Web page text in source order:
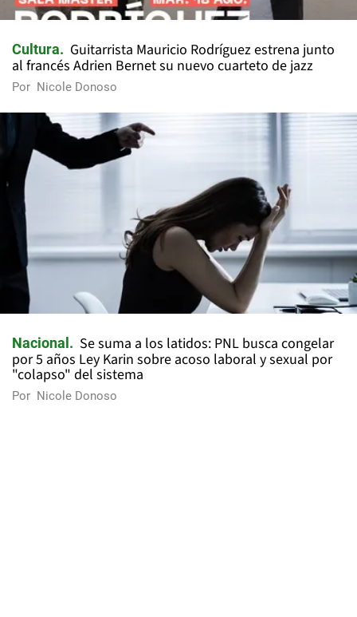
Cultura
Guitarrista Mauricio Rodríguez estrena junto
al francés Adrien Bernet su nuevo cuarteto de jazz
Por Nicole Donoso
Nacional
Se suma a los latidos: PNL busca congelar
por 5 años Ley Karin sobre acoso laboral y sexual por
"colapso" del sistema
Por Nicole Donoso